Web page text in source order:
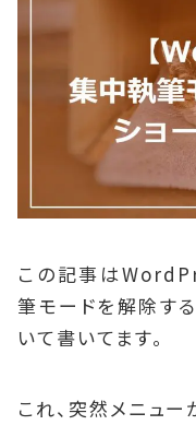
この記事は
筆モードを解除す
いて書いてます。
これ、突然メニュー